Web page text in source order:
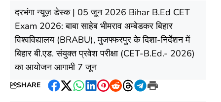
​दरभंगा न्यूज़ डेस्क | 05 जून 2026 ​Bihar B.Ed CET
Exam 2026: बाबा साहेब भीमराव अम्बेडकर बिहार
विश्वविद्यालय (BRABU), मुजफ्फरपुर के दिशा-निर्देशन में
बिहार बी.एड. संयुक्त प्रवेश परीक्षा (CET-B.Ed.- 2026)
का आयोजन आगामी 7 जून
SHARE
Facebook
Twitter
WhatsApp
LinkedIn
Pinterest
RedditThreads
Telegram
Print